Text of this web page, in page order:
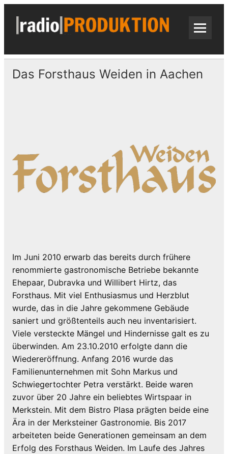
Skip
content
Das Forsthaus Weiden in Aachen
Im Juni 2010 erwarb das bereits durch frühere
renommierte gastronomische Betriebe bekannte
Ehepaar, Dubravka und Willibert Hirtz, das
Forsthaus. Mit viel Enthusiasmus und Herzblut
wurde, das in die Jahre gekommene Gebäude
saniert und größtenteils auch neu inventarisiert.
Viele versteckte Mängel und Hindernisse galt es zu
überwinden. Am 23.10.2010 erfolgte dann die
Wiedereröffnung. Anfang 2016 wurde das
Familienunternehmen mit Sohn Markus und
Schwiegertochter Petra verstärkt. Beide waren
zuvor über 20 Jahre ein beliebtes Wirtspaar in
Merkstein. Mit dem Bistro Plasa prägten beide eine
Ära in der Merksteiner Gastronomie. Bis 2017
arbeiteten beide Generationen gemeinsam an dem
Erfolg des Forsthaus Weiden. Im Laufe des Jahres